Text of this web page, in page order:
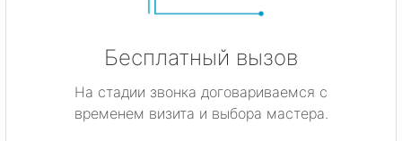
Бесплатный вызов
На стадии звонка договариваемся с
временем визита и выбора мастера.